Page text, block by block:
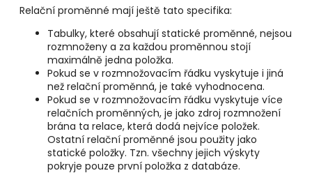
Relační proměnné mají ještě tato specifika:
Tabulky, které obsahují statické proměnné, nejsou
rozmnoženy a za každou proměnnou stojí
maximálně jedna položka.
Pokud se v rozmnožovacím řádku vyskytuje i jiná
než relační proměnná, je také vyhodnocena.
Pokud se v rozmnožovacím řádku vyskytuje více
relačních proměnných, je jako zdroj rozmnožení
brána ta relace, která dodá nejvíce položek.
Ostatní relační proměnné jsou použity jako
statické položky. Tzn. všechny jejich výskyty
pokryje pouze první položka z databáze.